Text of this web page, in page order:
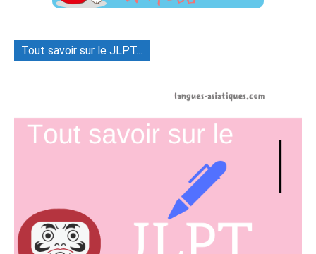
Tout savoir sur le JLPT...